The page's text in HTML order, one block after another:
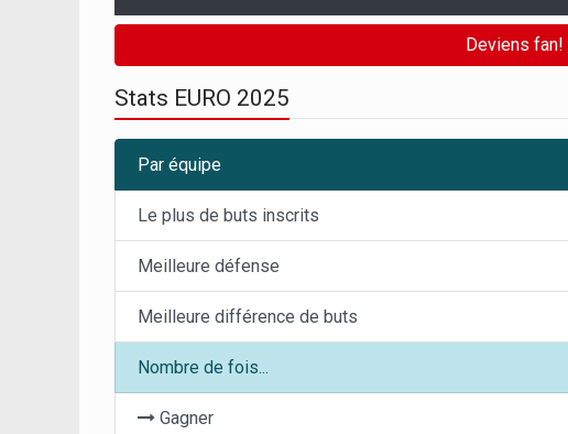
Deviens fan!
Stats EURO 2025
Par équipe
Le plus de buts inscrits
Meilleure défense
Meilleure différence de buts
Nombre de fois...
Gagner